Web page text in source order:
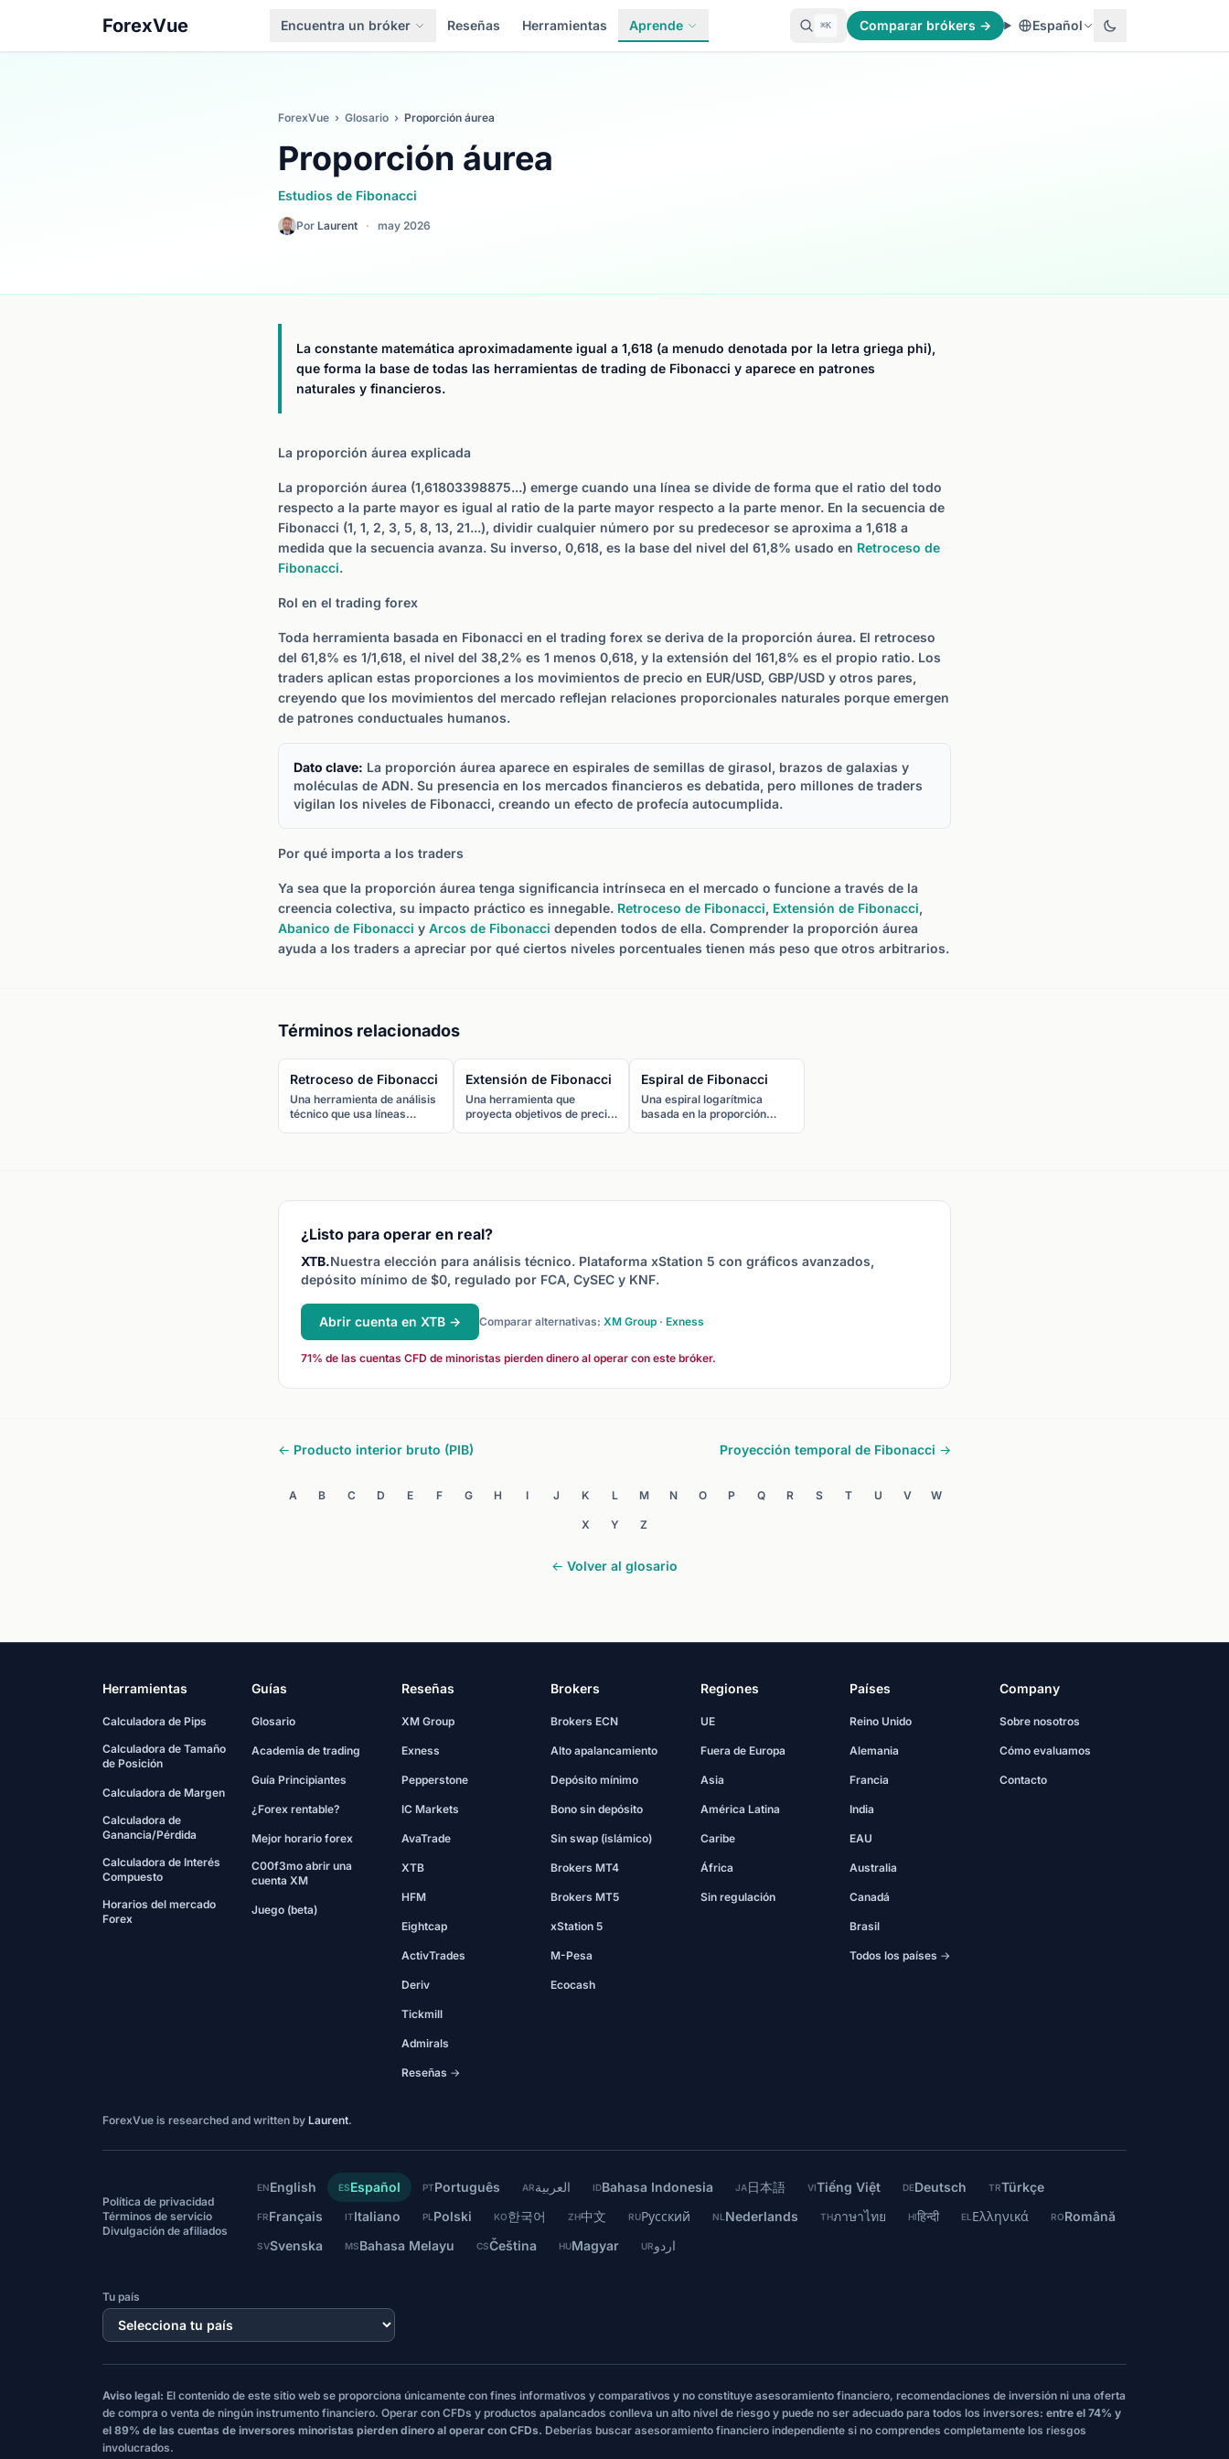
ForexVue Encuentra un bróker Reseñas Herramientas Aprende ⌘K Comparar brókers → Español
ForexVue › Glosario › Proporción áurea
Proporción áurea
Estudios de Fibonacci
Por Laurent · may 2026
La constante matemática aproximadamente igual a 1,618 (a menudo denotada por la letra griega phi),
que forma la base de todas las herramientas de trading de Fibonacci y aparece en patrones
naturales y financieros.
La proporción áurea explicada
La proporción áurea (1,61803398875...) emerge cuando una línea se divide de forma que el ratio del todo
respecto a la parte mayor es igual al ratio de la parte mayor respecto a la parte menor. En la secuencia de
Fibonacci (1, 1, 2, 3, 5, 8, 13, 21...), dividir cualquier número por su predecesor se aproxima a 1,618 a
medida que la secuencia avanza. Su inverso, 0,618, es la base del nivel del 61,8% usado en Retroceso de
Fibonacci.
Rol en el trading forex
Toda herramienta basada en Fibonacci en el trading forex se deriva de la proporción áurea. El retroceso
del 61,8% es 1/1,618, el nivel del 38,2% es 1 menos 0,618, y la extensión del 161,8% es el propio ratio. Los
traders aplican estas proporciones a los movimientos de precio en EUR/USD, GBP/USD y otros pares,
creyendo que los movimientos del mercado reflejan relaciones proporcionales naturales porque emergen
de patrones conductuales humanos.
Dato clave: La proporción áurea aparece en espirales de semillas de girasol, brazos de galaxias y
moléculas de ADN. Su presencia en los mercados financieros es debatida, pero millones de traders
vigilan los niveles de Fibonacci, creando un efecto de profecía autocumplida.
Por qué importa a los traders
Ya sea que la proporción áurea tenga significancia intrínseca en el mercado o funcione a través de la
creencia colectiva, su impacto práctico es innegable. Retroceso de Fibonacci, Extensión de Fibonacci,
Abanico de Fibonacci y Arcos de Fibonacci dependen todos de ella. Comprender la proporción áurea
ayuda a los traders a apreciar por qué ciertos niveles porcentuales tienen más peso que otros arbitrarios.
Términos relacionados
Retroceso de Fibonacci
Una herramienta de análisis
técnico que usa líneas
soporte y resistencia donde
un retroceso.
Extensión de Fibonacci
Una herramienta que
proyecta objetivos de precio
de beneficio en mercados
Espiral de Fibonacci
Una espiral logarítmica
basada en la proporción
giro.
¿Listo para operar en real?
XTB.Nuestra elección para análisis técnico. Plataforma xStation 5 con gráficos avanzados,
depósito mínimo de $0, regulado por FCA, CySEC y KNF.
Abrir cuenta en XTB → Comparar alternativas: XM Group · Exness
71% de las cuentas CFD de minoristas pierden dinero al operar con este bróker.
← Producto interior bruto (PIB) Proyección temporal de Fibonacci →
A B C D E F G H I J K L M N O P Q R S T U V W
X Y Z
← Volver al glosario
Herramientas
Calculadora de Pips
Calculadora de Tamaño
de Posición
Calculadora de Margen
Calculadora de
Ganancia/Pérdida
Calculadora de Interés
Compuesto
Horarios del mercado
Forex
Guías
Glosario
Academia de trading
Guía Principiantes
¿Forex rentable?
Mejor horario forex
C00f3mo abrir una
cuenta XM
Juego (beta)
Reseñas
XM Group
Exness
Pepperstone
IC Markets
AvaTrade
XTB
HFM
Eightcap
ActivTrades
Deriv
Tickmill
Admirals
Reseñas →
Brokers
Brokers ECN
Alto apalancamiento
Depósito mínimo
Bono sin depósito
Sin swap (islámico)
Brokers MT4
Brokers MT5
xStation 5
M-Pesa
Ecocash
Regiones
UE
Fuera de Europa
Asia
América Latina
Caribe
África
Sin regulación
Países
Reino Unido
Alemania
Francia
India
EAU
Australia
Canadá
Brasil
Todos los países →
Company
Sobre nosotros
Cómo evaluamos
Contacto
ForexVue is researched and written by Laurent.
Política de privacidad
Términos de servicio
Divulgación de afiliados
ENEnglish ESEspañol PTPortuguês ARالعربية IDBahasa Indonesia JA日本語 VITiếng Việt DEDeutsch TRTürkçe
FRFrançais ITItaliano PL Polski KO한국어 ZH中文 RUРусский NL Nederlands THภาษาไทย HIहिन्दी EL Ελληνικά RORomână
SVSvenska MSBahasa Melayu CSČeština HUMagyar URاردو
Tu país
Aviso legal: El contenido de este sitio web se proporciona únicamente con fines informativos y comparativos y no constituye asesoramiento financiero, recomendaciones de inversión ni una oferta
de compra o venta de ningún instrumento financiero. Operar con CFDs y productos apalancados conlleva un alto nivel de riesgo y puede no ser adecuado para todos los inversores: entre el 74% y
el 89% de las cuentas de inversores minoristas pierden dinero al operar con CFDs. Deberías buscar asesoramiento financiero independiente si no comprendes completamente los riesgos
involucrados.